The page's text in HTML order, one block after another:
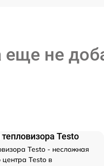
не
Testo
Testo - несложная
Testo в